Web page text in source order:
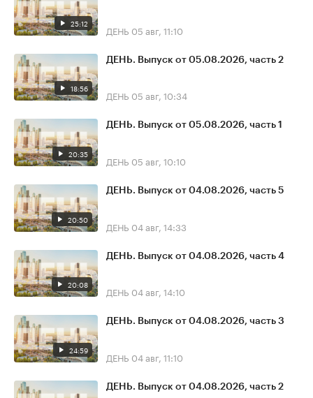
25:12 ДЕНЬ 05 авг, 11:10
18:56
ДЕНЬ. Выпуск от 05.08.2026, часть 2
ДЕНЬ 05 авг, 10:34
20:35
ДЕНЬ. Выпуск от 05.08.2026, часть 1
ДЕНЬ 05 авг, 10:10
20:50
ДЕНЬ. Выпуск от 04.08.2026, часть 5
ДЕНЬ 04 авг, 14:33
20:08
ДЕНЬ. Выпуск от 04.08.2026, часть 4
ДЕНЬ 04 авг, 14:10
24:59
ДЕНЬ. Выпуск от 04.08.2026, часть 3
ДЕНЬ 04 авг, 11:10
ДЕНЬ. Выпуск от 04.08.2026, часть 2